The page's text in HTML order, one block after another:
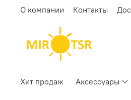
О компании Контакты
Хит продаж Аксессуары